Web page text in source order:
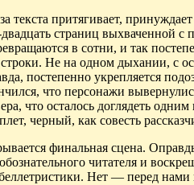
текста притягивает,
двадцать страниц выхваченной с
в сотни, и так
Не на одном дыхании, с
постепенно укрепляется
что персонажи
что осталось доглядеть одним
черный, как совесть
финальная сцена.
читателя и
Нет — перед нами